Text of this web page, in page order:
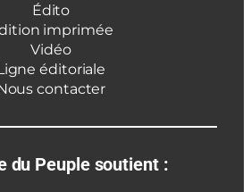
Édito
imprimée
Vidéo
éditoriale
contacter
du Peuple soutient :